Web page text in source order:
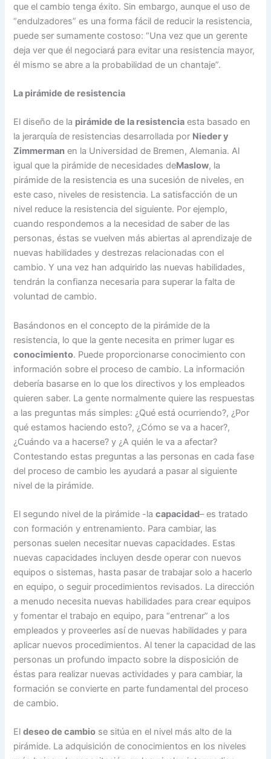
que el cambio tenga éxito. Sin embargo, aunque el uso de
“endulzadores” es una forma fácil de reducir la resistencia,
puede ser sumamente costoso: “Una vez que un gerente
deja ver que él negociará para evitar una resistencia mayor,
él mismo se abre a la probabilidad de un chantaje”.
La pirámide de resistencia
El diseño de la pirámide de la resistencia esta basado en
la jerarquía de resistencias desarrollada por Nieder y
Zimmerman en la Universidad de Bremen, Alemania. Al
igual que la pirámide de necesidades deMaslow, la
pirámide de la resistencia es una sucesión de niveles, en
este caso, niveles de resistencia. La satisfacción de un
nivel reduce la resistencia del siguiente. Por ejemplo,
cuando respondemos a la necesidad de saber de las
personas, éstas se vuelven más abiertas al aprendizaje de
nuevas habilidades y destrezas relacionadas con el
cambio. Y una vez han adquirido las nuevas habilidades,
tendrán la confianza necesaria para superar la falta de
voluntad de cambio.
Basándonos en el concepto de la pirámide de la
resistencia, lo que la gente necesita en primer lugar es
conocimiento. Puede proporcionarse conocimiento con
información sobre el proceso de cambio. La información
debería basarse en lo que los directivos y los empleados
quieren saber. La gente normalmente quiere las respuestas
a las preguntas más simples: ¿Qué está ocurriendo?, ¿Por
qué estamos haciendo esto?, ¿Cómo se va a hacer?,
¿Cuándo va a hacerse? y ¿A quién le va a afectar?
Contestando estas preguntas a las personas en cada fase
del proceso de cambio les ayudará a pasar al siguiente
nivel de la pirámide.
El segundo nivel de la pirámide -lacapacidad– es tratado
con formación y entrenamiento. Para cambiar, las
personas suelen necesitar nuevas capacidades. Estas
nuevas capacidades incluyen desde operar con nuevos
equipos o sistemas, hasta pasar de trabajar solo a hacerlo
en equipo, o seguir procedimientos revisados. La dirección
a menudo necesita nuevas habilidades para crear equipos
y fomentar el trabajo en equipo, para “entrenar” a los
empleados y proveerles así de nuevas habilidades y para
aplicar nuevos procedimientos. Al tener la capacidad de las
personas un profundo impacto sobre la disposición de
éstas para realizar nuevas actividades y para cambiar, la
formación se convierte en parte fundamental del proceso
de cambio.
Eldeseo de cambio se sitúa en el nivel más alto de la
pirámide. La adquisición de conocimientos en los niveles